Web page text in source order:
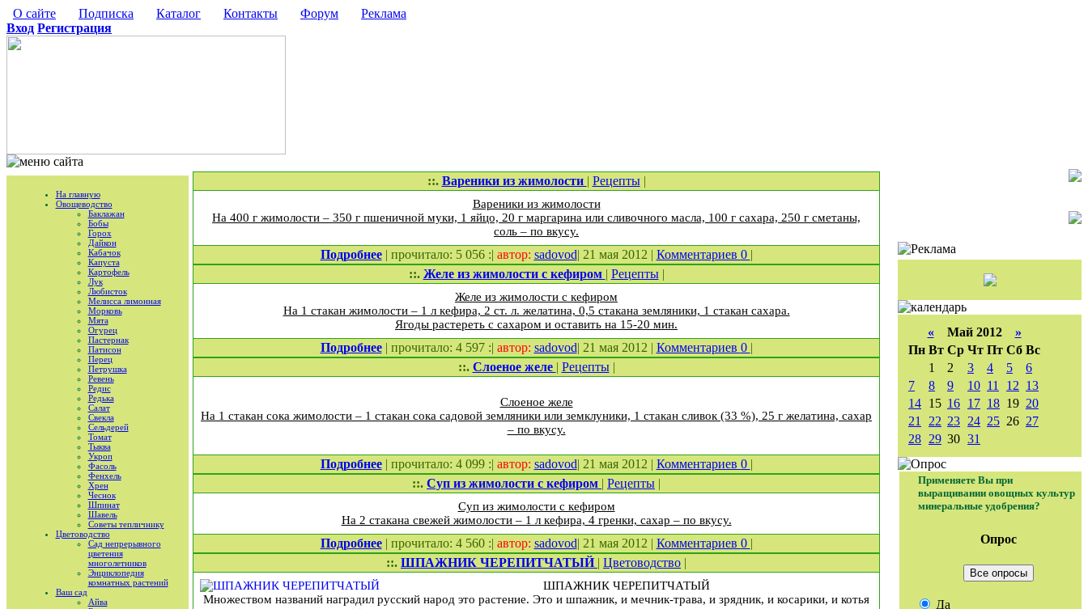
О сайте Подписка Каталог Контакты Форум
Реклама
Вход Регистрация
На главную
Овощеводство
Баклажан
Бобы
Горох
Дайкон
Кабачок
Капуста
Картофель
Лук
Любисток
Мелисса лимонная
Морковь
Мята
Огурец
Пастернак
Патисон
Перец
Петрушка
Ревень
Редис
Редька
Салат
Свекла
Сельдерей
Томат
Тыква
Укроп
Фасоль
Фенхель
Хрен
Чеснок
Шпинат
Шавель
Советы тепличнику
Цветоводство
Сад непрерывного
цветения
многолетников
Энциклопедия
комнатных растений
Ваш сад
Айва
::. Вареники из жимолости | Рецепты|
Вареники из жимолости
На 400 г жимолости – 350 г пшеничной муки, 1 яйцо, 20 г маргарина или сливочного масла, 100 г сахара, 250 г сметаны,
соль – по вкусу.
Подробнее| прочитало: 5 056 :| автор: sadovod| 21 мая 2012 | Комментариев 0 |
::. Желе из жимолости с кефиром | Рецепты|
Желе из жимолости с кефиром
На 1 стакан жимолости – 1 л кефира, 2 ст. л. желатина, 0,5 стакана земляники, 1 стакан сахара.
Ягоды растереть с сахаром и оставить на 15-20 мин.
Подробнее| прочитало: 4 597 :| автор: sadovod| 21 мая 2012 | Комментариев 0 |
::. Слоеное желе | Рецепты|
Слоеное желе
На 1 стакан сока жимолости – 1 стакан сока садовой земляники или земклуники, 1 стакан сливок (33 %), 25 г желатина, сахар
– по вкусу.
Подробнее| прочитало: 4 099 :| автор: sadovod| 21 мая 2012 | Комментариев 0 |
::. Суп из жимолости с кефиром | Рецепты |
Суп из жимолости с кефиром
На 2 стакана свежей жимолости – 1 л кефира, 4 гренки, сахар – по вкусу.
Подробнее| прочитало: 4 560 :| автор: sadovod| 21 мая 2012 | Комментариев 0 |
::. ШПАЖНИК ЧЕРЕПИТЧАТЫЙ | Цветоводство |
ШПАЖНИК ЧЕРЕПИТЧАТЫЙ
Множеством названий наградил русский народ это растение. Это и шпажник, и мечник-трава, и зрядник, и косарики, и котья
«Май 2012 »
Пн Вт Ср Чт Пт Сб Вс
1
2 3 4 5
6
7
8 9 10 11 12 13
14 15 16 17 18 19 20
21
22 23 24 25 26 27
28 29 30 31
Применяете Вы при
выращивании овощных культур
минеральные удобрения?
Опрос
Все опросы
Да